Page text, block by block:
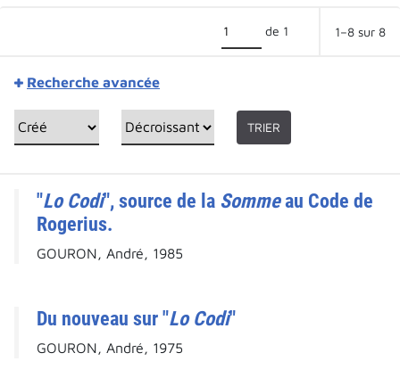
de 1 1–8 sur 8
Recherche avancée
TRIER
"Lo Codi", source de la Sommeau Code de
Rogerius.
GOURON, André, 1985
Du nouveau sur "Lo Codi"
GOURON, André, 1975